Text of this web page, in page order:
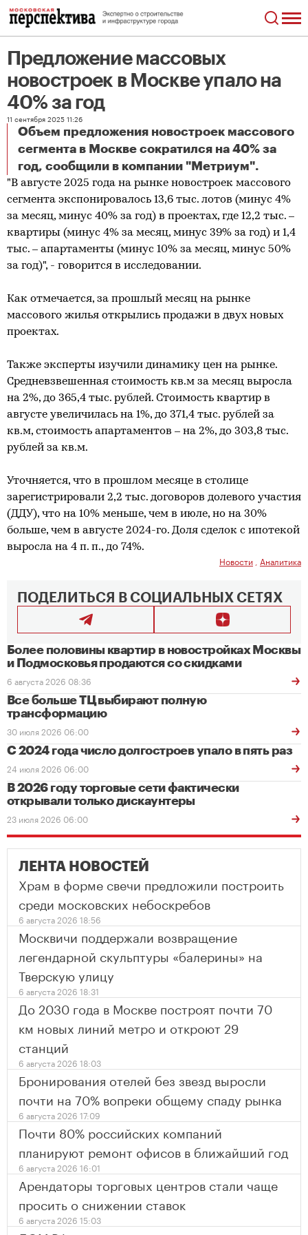
Предложение массовых
новостроек в Москве упало на
40% за год
11 сентября 2025 11:26
Объем предложения новостроек массового
сегмента в Москве сократился на 40% за
год, сообщили в компании "Метриум".
"В августе 2025 года на рынке новостроек массового
сегмента экспонировалось 13,6 тыс. лотов (минус 4%
за месяц, минус 40% за год) в проектах, где 12,2 тыс. –
квартиры (минус 4% за месяц, минус 39% за год) и 1,4
тыс. – апартаменты (минус 10% за месяц, минус 50%
за год)", - говорится в исследовании.
Как отмечается, за прошлый месяц на рынке
массового жилья открылись продажи в двух новых
проектах.
Также эксперты изучили динамику цен на рынке.
Средневзвешенная стоимость кв.м за месяц выросла
на 2%, до 365,4 тыс. рублей. Стоимость квартир в
августе увеличилась на 1%, до 371,4 тыс. рублей за
кв.м, стоимость апартаментов – на 2%, до 303,8 тыс.
рублей за кв.м.
Уточняется, что в прошлом месяце в столице
зарегистрировали 2,2 тыс. договоров долевого участия
(ДДУ), что на 10% меньше, чем в июле, но на 30%
больше, чем в августе 2024-го. Доля сделок с ипотекой
выросла на 4 п. п., до 74%.
Новости Аналитика
ПОДЕЛИТЬСЯ В СОЦИАЛЬНЫХ СЕТЯХ
Более половины квартир в новостройках Москвы
и Подмосковья продаются со скидками
6 августа 2026 08:36
Все больше ТЦ выбирают полную
трансформацию
30 июля 2026 06:00
С 2024 года число долгостроев упало в пять раз
24 июля 2026 06:00
В 2026 году торговые сети фактически
открывали только дискаунтеры
23 июля 2026 06:00
ЛЕНТА НОВОСТЕЙ
Храм в форме свечи предложили построить
среди московских небоскребов
6 августа 2026 18:56
Москвичи поддержали возвращение
легендарной скульптуры «балерины» на
Тверскую улицу
6 августа 2026 18:31
До 2030 года в Москве построят почти 70
км новых линий метро и откроют 29
станций
6 августа 2026 18:03
Бронирования отелей без звезд выросли
почти на 70% вопреки общему спаду рынка
6 августа 2026 17:09
Почти 80% российских компаний
планируют ремонт офисов в ближайший год
6 августа 2026 16:01
Арендаторы торговых центров стали чаще
просить о снижении ставок
6 августа 2026 15:03